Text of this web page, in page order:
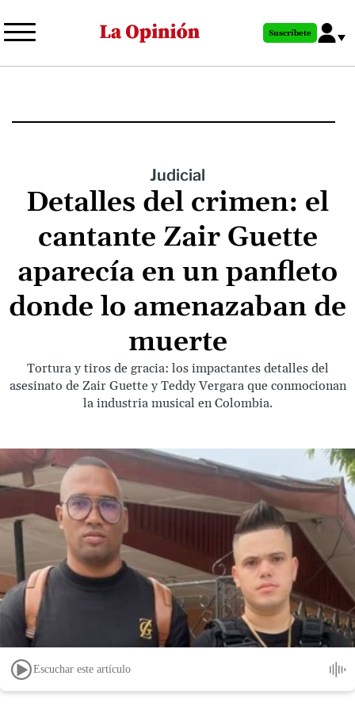
al
principal
Suscríbete
Judicial
Detalles del crimen: el
cantante Zair Guette
aparecía en un panfleto
donde lo amenazaban de
muerte
Tortura y tiros de gracia: los impactantes detalles del
asesinato de Zair Guette y Teddy Vergara que conmocionan
la industria musical en Colombia.
Escuchar este artículo